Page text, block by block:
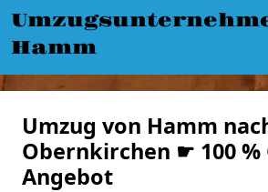
Hamm
Umzug von Hamm
Obernkirchen ☛ 100 %
Angebot